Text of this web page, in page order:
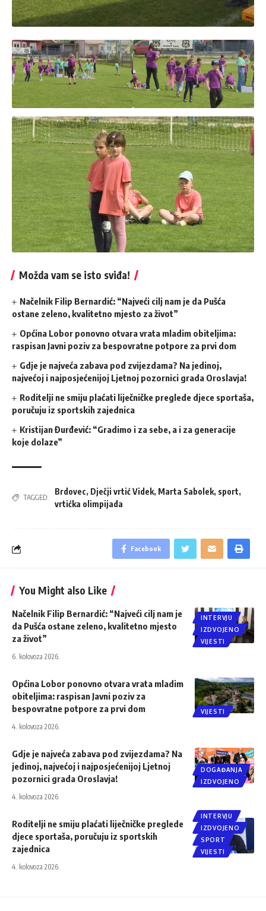
Možda vam se isto sviđa!
Načelnik Filip Bernardić: “Najveći cilj nam je da Pušća
ostane zeleno, kvalitetno mjesto za život”
Općina Lobor ponovno otvara vrata mladim obiteljima:
raspisan Javni poziv za bespovratne potpore za prvi dom
Gdje je najveća zabava pod zvijezdama? Na jedinoj,
najvećoj i najposjećenijoj Ljetnoj pozornici grada Oroslavja!
Roditelji ne smiju plaćati liječničke preglede djece sportaša,
poručuju iz sportskih zajednica
Kristijan Đurđević: “Gradimo i za sebe, a i za generacije
koje dolaze”
TAGGED:
Brdovec, Dječji vrtić Videk, Marta Sabolek, sport,
vrtićka olimpijada
Facebook
You Might also Like
INTERVJU
IZDVOJENO
VIJESTI
Načelnik Filip Bernardić: “Najveći cilj nam je
da Pušća ostane zeleno, kvalitetno mjesto
za život”
6. kolovoza 2026.
VIJESTI
Općina Lobor ponovno otvara vrata mladim
obiteljima: raspisan Javni poziv za
bespovratne potpore za prvi dom
4. kolovoza 2026.
DOGAĐANJA
IZDVOJENO
Gdje je najveća zabava pod zvijezdama? Na
jedinoj, najvećoj i najposjećenijoj Ljetnoj
pozornici grada Oroslavja!
4. kolovoza 2026.
INTERVJU
IZDVOJENO
SPORT
VIJESTI
Roditelji ne smiju plaćati liječničke preglede
djece sportaša, poručuju iz sportskih
zajednica
4. kolovoza 2026.